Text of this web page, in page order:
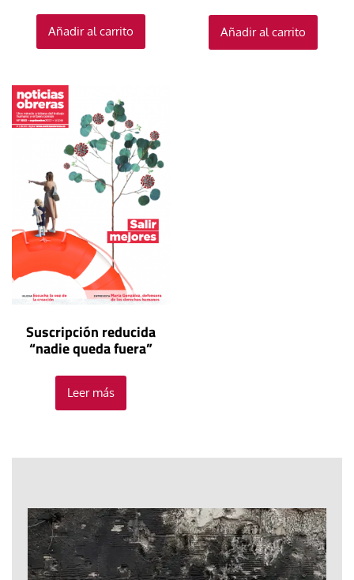
Añadir al carrito Añadir al carrito
Suscripción reducida
“nadie queda fuera”
Leer más